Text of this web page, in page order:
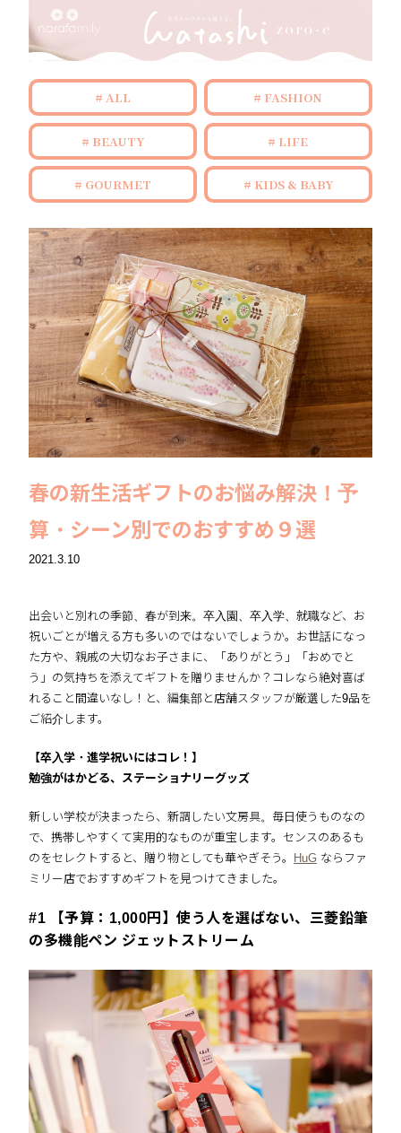
ALL FASHION
BEAUTY LIFE
GOURMET KIDS & BABY
春の新生活ギフトのお悩み解決！予
算・シーン別でのおすすめ９選
2021.3.10
出会いと別れの季節、春が到来。卒入園、卒入学、就職など、お
祝いごとが増える方も多いのではないでしょうか。お世話になっ
た方や、親戚の大切なお子さまに、「ありがとう」「おめでと
う」の気持ちを添えてギフトを贈りませんか？コレなら絶対喜ば
れること間違いなし！と、編集部と店舗スタッフが厳選した9品を
ご紹介します。
【卒入学・進学祝いにはコレ！】
勉強がはかどる、ステーショナリーグッズ
新しい学校が決まったら、新調したい文房具。毎日使うものなの
で、携帯しやすくて実用的なものが重宝します。センスのあるも
のをセレクトすると、贈り物としても華やぎそう。
HuG ならファ
ミリー店でおすすめギフトを見つけてきました。
#1 【予算：1,000円】使う人を選ばない、三菱鉛筆
の多機能ペン ジェットストリーム